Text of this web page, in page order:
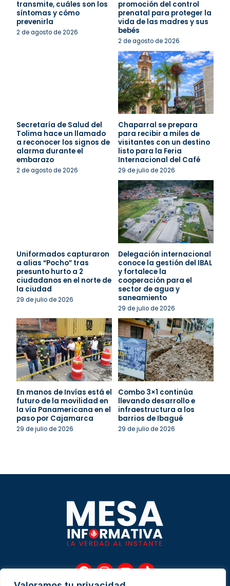
transmite, cuáles son los
síntomas y cómo
prevenirla
2 de agosto de 2026
promoción del control
prenatal para proteger la
vida de las madres y sus
bebés
2 de agosto de 2026
Secretaría de Salud del
Tolima hace un llamado
a reconocer los signos de
alarma durante el
embarazo
2 de agosto de 2026
Chaparral se prepara
para recibir a miles de
visitantes con un destino
listo para la Feria
Internacional del Café
29 de julio de 2026
Uniformados capturaron
a alias “Pocho” tras
presunto hurto a 2
ciudadanos en el norte de
la ciudad
29 de julio de 2026
Delegación internacional
conoce la gestión del IBAL
y fortalece la
cooperación para el
sector de agua y
saneamiento
29 de julio de 2026
En manos de Invías está el
futuro de la movilidad en
la vía Panamericana en el
paso por Cajamarca
29 de julio de 2026
Combo 3×1 continúa
llevando desarrollo e
infraestructura a los
barrios de Ibagué
29 de julio de 2026
F
a
I
n
Y
o
T